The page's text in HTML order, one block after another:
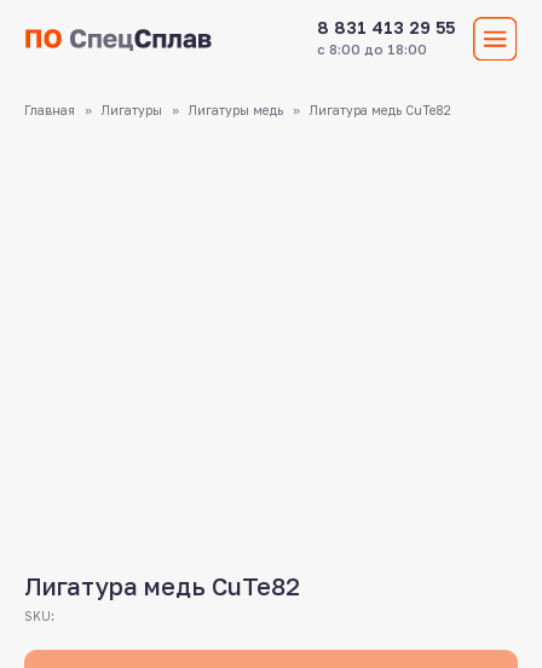
8 831 413 29 55
Главная Лигатуры Лигатуры медь Лигатура медь CuTe82
Лигатура медь CuTe82
SKU: